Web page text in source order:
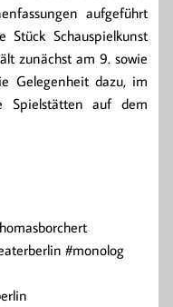
aufgeführt
Stück Schauspielkunst
zunächst am 9. sowie
Gelegenheit dazu, im
Spielstätten auf dem
#monolog